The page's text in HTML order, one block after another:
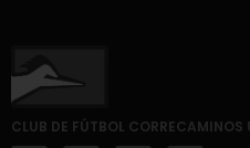
CLUB DE FÚTBOL CORRECAMINOS